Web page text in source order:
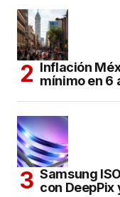
Inflación
mínimo en 6
Samsung
con DeepPix